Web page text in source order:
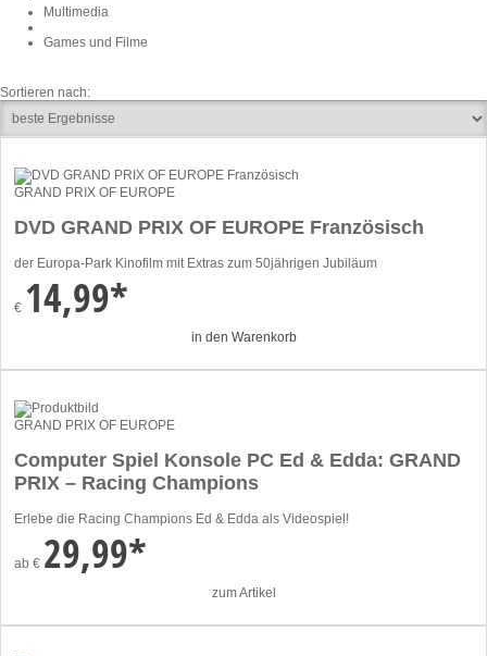
Multimedia
Games und Filme
Sortieren nach:
GRAND PRIX OF EUROPE
DVD GRAND PRIX OF EUROPE Französisch
der Europa-Park Kinofilm mit Extras zum 50jährigen Jubiläum
€ 14,99*
in den Warenkorb
GRAND PRIX OF EUROPE
Computer Spiel Konsole PC Ed & Edda: GRAND
PRIX – Racing Champions
Erlebe die Racing Champions Ed & Edda als Videospiel!
ab € 29,99*
zum Artikel